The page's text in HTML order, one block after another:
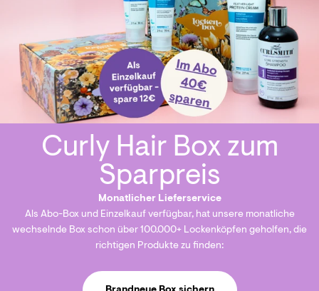
Monatlicher Lieferservice
Als Abo-Box und Einzelkauf verfügbar, hat unsere monatliche
wechselnde Box schon über 100.000+ Lockenköpfen geholfen, die
richtigen Produkte zu finden: